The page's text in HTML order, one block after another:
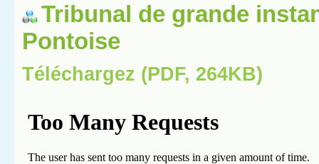
Tribunal de grande
Pontoise
Téléchargez (PDF, 264KB)